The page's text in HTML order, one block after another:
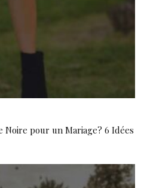
pour un Mariage? 6 Idées